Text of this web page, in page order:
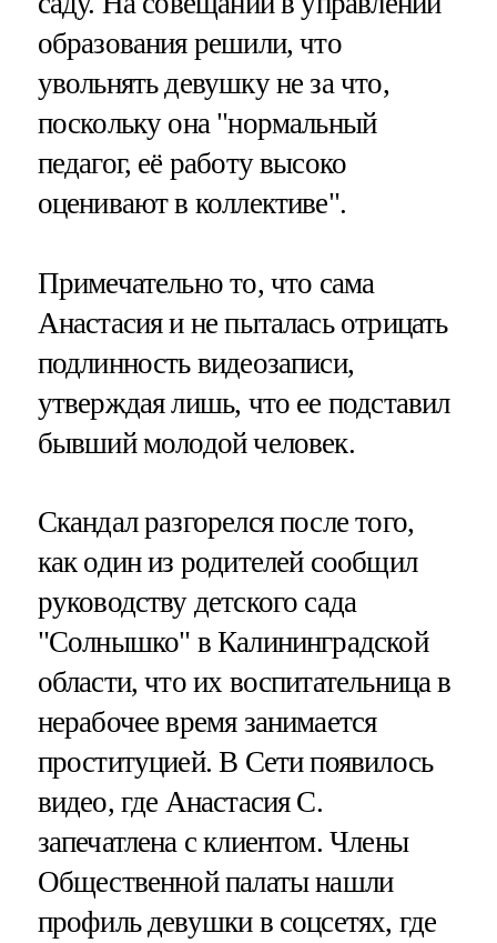
образования решили, что
увольнять девушку не за что,
поскольку она "нормальный
педагог, её работу высоко
оценивают в коллективе".
Примечательно то, что сама
Анастасия и не пыталась отрицать
подлинность видеозаписи,
утверждая лишь, что ее подставил
бывший молодой человек.
Скандал разгорелся после того,
как один из родителей сообщил
руководству детского сада
"Солнышко" в Калининградской
области, что их воспитательница в
нерабочее время занимается
проституцией. В Сети появилось
видео, где Анастасия С.
запечатлена с клиентом. Члены
Общественной палаты нашли
профиль девушки в соцсетях, где